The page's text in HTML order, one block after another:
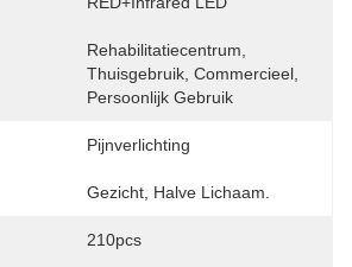
Rehabilitatiecentrum,
Thuisgebruik, Commercieel,
Persoonlijk Gebruik
Pijnverlichting
Gezicht, Halve Lichaam.
210pcs